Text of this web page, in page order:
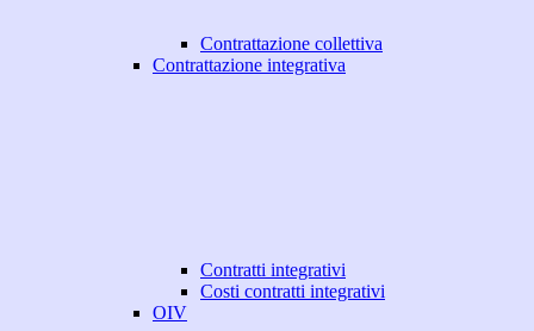
Contrattazione collettiva
Contrattazione integrativa
Contratti integrativi
Costi contratti integrativi
OIV